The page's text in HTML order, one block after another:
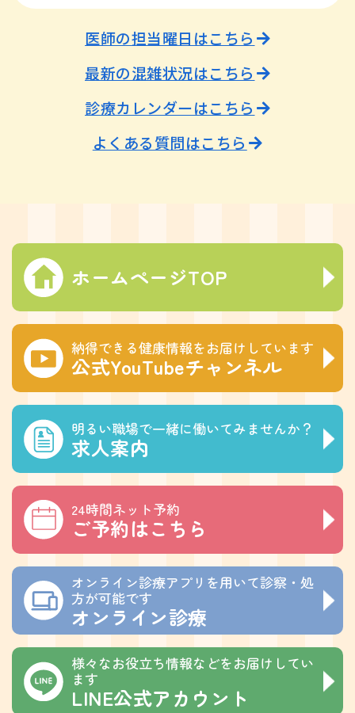
医師の担当曜日はこちら
最新の混雑状況はこちら
診療カレンダーはこちら
よくある質問はこちら
ホームページTOP
納得できる健康情報をお届けしています
公式YouTubeチャンネル
明るい職場で一緒に働いてみませんか？
求人案内
24時間ネット予約
ご予約はこちら
オンライン診療アプリを用いて診察・処
方が可能です
オンライン診療
様々なお役立ち情報などをお届けしてい
ます
LINE公式アカウント